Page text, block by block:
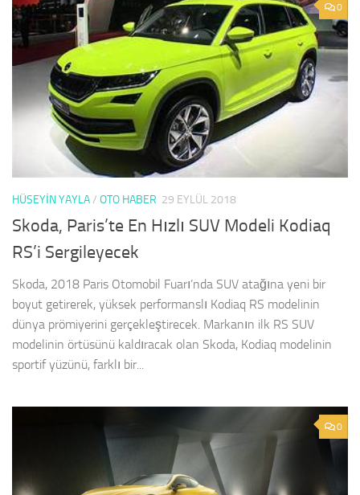
0
HÜSEYIN YAYLA/ OTO HABER 29 EYLÜL 2018
Skoda, Paris’te En Hızlı SUV Modeli Kodiaq
RS’i Sergileyecek
Skoda, 2018 Paris Otomobil Fuarı’nda SUV atağına yeni bir
boyut getirerek, yüksek performanslı Kodiaq RS modelinin
dünya prömiyerini gerçekleştirecek. Markanın ilk RS SUV
modelinin örtüsünü kaldıracak olan Skoda, Kodiaq modelinin
sportif yüzünü, farklı bir...
0